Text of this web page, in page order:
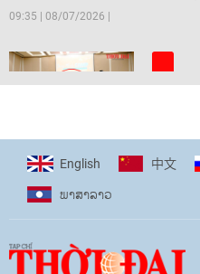
09:35 08/07/2026
[Video]
11:10|17/06/2026
English 中文
ພາ​ສາ​ລາວ